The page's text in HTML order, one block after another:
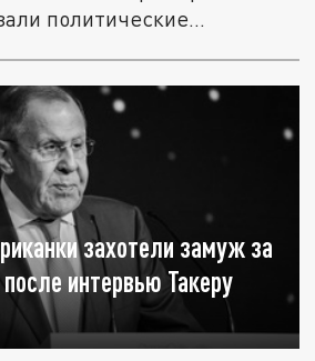
политические...
захотели замуж за
интервью Такеру